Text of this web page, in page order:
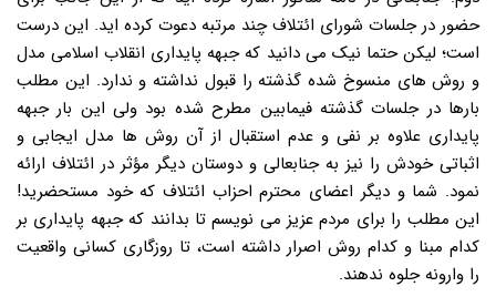
حضور در جلسات شورای ائتلاف چند مرتبه دعوت کرده اید. این درست
است؛ لیکن حتما نیک می دانید که جبهه پایداری انقلاب اسلامی مدل
و روش های منسوخ شده گذشته را قبول نداشته و ندارد. این مطلب
بارها در جلسات گذشته فیمابین مطرح شده بود ولی این بار جبهه
پایداری علاوه بر نفی و عدم استقبال از آن روش ها مدل ایجابی و
اثباتی خودش را نیز به جنابعالی و دوستان دیگر مؤثر در ائتلاف ارائه
نمود. شما و دیگر اعضای محترم احزاب ائتلاف که خود مستحضرید!
این مطلب را برای مردم عزیز می نویسم تا بدانند که جبهه پایداری بر
کدام مبنا و کدام روش اصرار داشته است، تا روزگاری کسانی واقعیت
را وارونه جلوه ندهند.